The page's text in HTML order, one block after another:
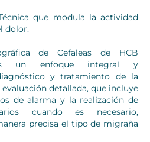
que modula la actividad
dolor.
de Cefaleas de HCB
un enfoque integral y
y tratamiento de la
detallada, que incluye
de alarma y la realización de
cuando es necesario,
precisa el tipo de migraña